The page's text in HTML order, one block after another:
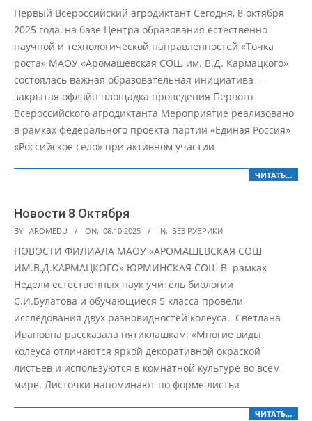
10-
08
Первый Всероссийский агродиктант Сегодня, 8 октября
2025 года, на базе Центра образования естественно-
научной и технологической направленностей «Точка
роста» МАОУ «Аромашевская СОШ им. В.Д. Кармацкого»
состоялась важная образовательная инициатива —
закрытая офлайн площадка проведения Первого
Всероссийского агродиктанта Мероприятие реализовано
в рамках федерального проекта партии «Единая Россия»
«Российское село» при активном участии
ЧИТАТЬ…
Новости 8 Октября
2025-
10-
08
BY: AROMEDU ON: 08.10.2025 IN: БЕЗ РУБРИКИ
НОВОСТИ ФИЛИАЛА МАОУ «АРОМАШЕВСКАЯ СОШ
ИМ.В.Д.КАРМАЦКОГО» ЮРМИНСКАЯ СОШ В рамках
Недели естественных наук учитель биологии
С.И.Булатова и обучающиеся 5 класса провели
исследования двух разновидностей колеуса. Светлана
Ивановна рассказала пятиклашкам: «Многие виды
колеуса отличаются яркой декоративной окраской
листьев и используются в комнатной культуре во всем
мире. Листочки напоминают по форме листья
ЧИТАТЬ…